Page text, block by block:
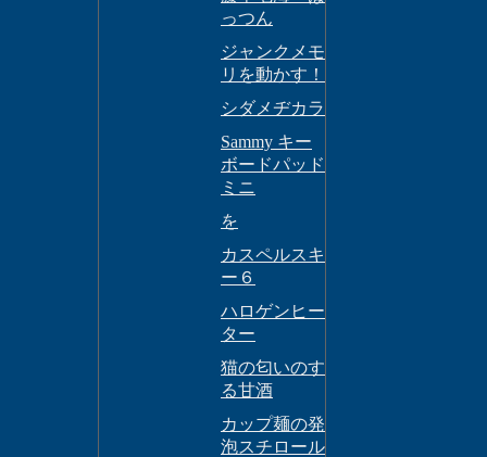
っつん
ジャンクメモ
リを動かす！
シダメヂカラ
Sammy キー
ボードパッド
ミニ
を
カスペルスキ
ー６
ハロゲンヒー
ター
猫の匂いのす
る甘酒
カップ麺の発
泡スチロール